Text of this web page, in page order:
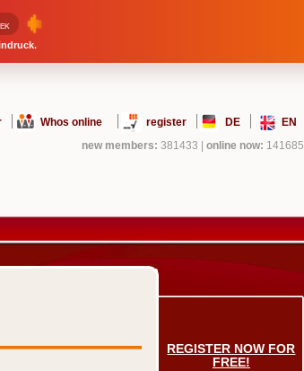
Whos online register DE
EN
new members: 381433 online now: 141685
REGISTER NOW FOR
FREE!